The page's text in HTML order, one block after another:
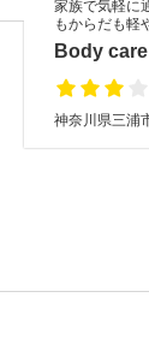
家族で気軽に
もからだも軽
Body
神奈川県三浦